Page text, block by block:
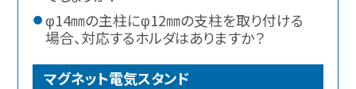
φ14㎜の主柱にφ12㎜の支柱を取り付ける
場合、対応するホルダはありますか？
マグネット電気スタンド